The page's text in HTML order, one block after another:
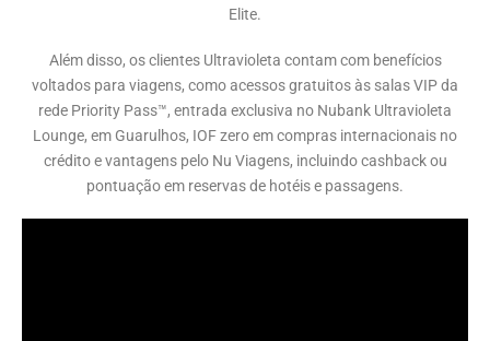
Elite.
Além disso, os clientes Ultravioleta contam com benefícios
voltados para viagens, como acessos gratuitos às salas VIP da
rede Priority Pass™, entrada exclusiva no Nubank Ultravioleta
Lounge, em Guarulhos, IOF zero em compras internacionais no
crédito e vantagens pelo Nu Viagens, incluindo cashback ou
pontuação em reservas de hotéis e passagens.